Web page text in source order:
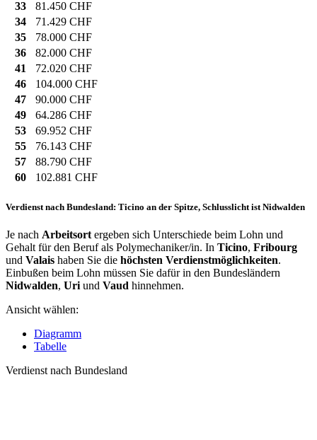
33
81.450 CHF
34
71.429 CHF
35
78.000 CHF
36
82.000 CHF
41
72.020 CHF
46
104.000 CHF
47
90.000 CHF
49
64.286 CHF
53
69.952 CHF
55
76.143 CHF
57
88.790 CHF
60
102.881 CHF
Verdienst nach Bundesland: Ticino an der Spitze, Schlusslicht ist Nidwalden
Je nach Arbeitsort ergeben sich Unterschiede beim Lohn und
Gehalt für den Beruf als Polymechaniker/in. In Ticino, Fribourg
und Valais haben Sie die höchsten Verdienstmöglichkeiten.
Einbußen beim Lohn müssen Sie dafür in den Bundesländern
Nidwalden, Uri und Vaud hinnehmen.
Ansicht wählen:
Diagramm
Tabelle
Verdienst nach Bundesland